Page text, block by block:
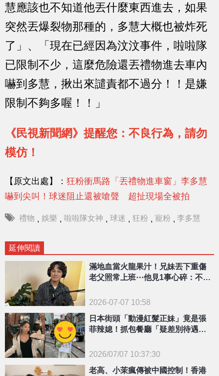
慧應該也不知道他丟什麼東西進去，如果
突然丟爆裂物那種的，多慧大概也被炸死
了」、「現在已經因為汶汶事件，啦啦隊
已限制不少，這麼危險還丟禮物進去車內
嚇到多慧，揪出來譴責都不過分！！是嫌
限制不夠多喔！！」
《民視新聞網》提醒您：不良行為，請勿
模仿！
【原文出處】： 狂粉衝馬路「丟禮物進車窗」李多慧
嚇到尖叫！球迷阻止還被嗆聲 超扯現場全被拍
禮物 , 娛樂 , 啦啦隊女神 , 球迷 , 狂粉 , 寵粉 , 李多慧
延伸閱讀
滿地血當火龍果汁！兄妹丟下重傷
老父照常上班⋯他見1事心碎：不是
2026-07-07 10:58
{PLAYICON}
日本街頭「動漫紅髮正妹」竟是張
菲辣媳！抓包餐廳「疑差別待遇外
2026/07/07 10:37:30
老高、小茉瘋傳被中國控制！香港